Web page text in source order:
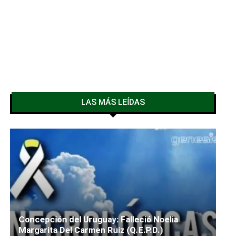
LAS MÁS LEÍDAS
Concepción del Uruguay: Falleció Noelia
Margarita Del Carmen Ruiz (Q.E.P.D.)